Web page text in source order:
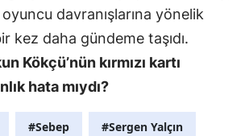
davranışlarına yönelik
kez daha gündeme taşıdı.
Kökçü’nün kırmızı kartı
hata mıydı?
#Sebep #Sergen Yalçın